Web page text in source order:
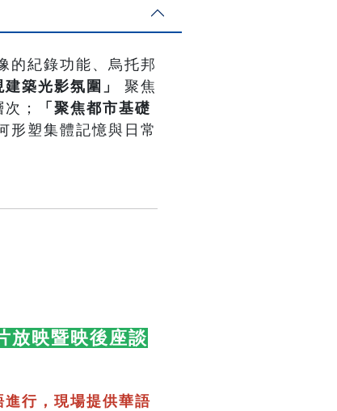
的紀錄功能、烏托邦
建築光影氛圍」
聚焦
；
「聚焦都市基礎
形塑集體記憶與日常
放映暨映後座談
進行，現場提供華語